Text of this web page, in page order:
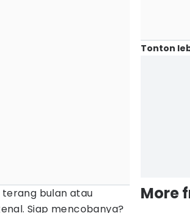
terang bulan atau
Siap mencobanya?
Tonton
More